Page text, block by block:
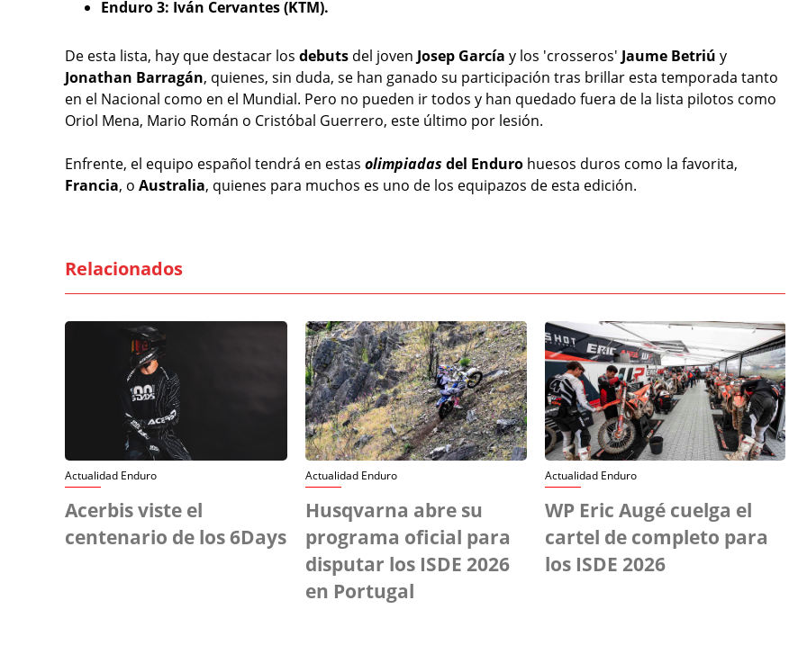
Enduro 3: Iván Cervantes (KTM).
De esta lista, hay que destacar los debuts del joven Josep García y los 'crosseros' Jaume Betriú y
Jonathan Barragán, quienes, sin duda, se han ganado su participación tras brillar esta temporada tanto
en el Nacional como en el Mundial. Pero no pueden ir todos y han quedado fuera de la lista pilotos como
Oriol Mena, Mario Román o Cristóbal Guerrero, este último por lesión.
Enfrente, el equipo español tendrá en estas olimpiadas del Enduro huesos duros como la favorita,
Francia, o Australia, quienes para muchos es uno de los equipazos de esta edición.
Relacionados
Actualidad Enduro
Acerbis viste el
centenario de los 6Days
Actualidad Enduro
Husqvarna abre su
programa oficial para
disputar los ISDE 2026
en Portugal
Actualidad Enduro
WP Eric Augé cuelga el
cartel de completo para
los ISDE 2026